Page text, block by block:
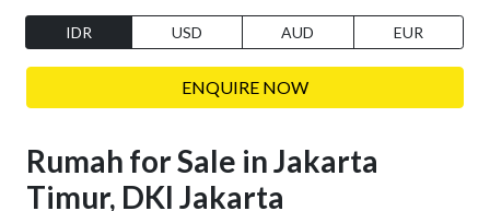
IDR USD AUD EUR
ENQUIRE NOW
Rumah for Sale in Jakarta
Timur, DKI Jakarta